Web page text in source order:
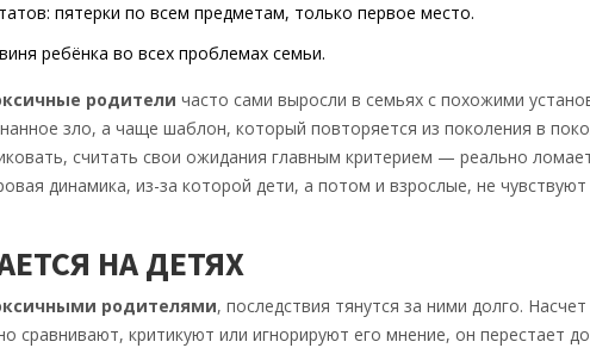
пятерки по всем предметам, только первое место.
ребёнка во всех проблемах семьи.
родители часто сами выросли в семьях с похожими
зло, а чаще шаблон, который повторяется из поколения в
считать свои ожидания главным критерием — реально
динамика, из-за которой дети, а потом и взрослые, не
НА ДЕТЯХ
родителями, последствия тянутся за ними долго.
сравнивают, критикуют или игнорируют его мнение, он перестает